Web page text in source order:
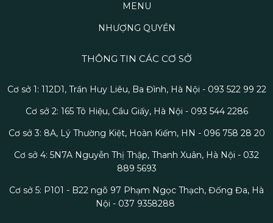
MENU
NHƯỢNG QUYỀN
THÔNG TIN CÁC CƠ SỞ
Cơ sở 1: 112D1, Trần Huy Liêu, Ba Đình, Hà Nội - 093 522 99 22
Cơ sở 2: 165 Tô Hiệu, Cầu Giấy, Hà Nội - 093 544 2286
Cơ sở 3: 8A, Lý Thường Kiệt, Hoàn Kiếm, HN - 096 758 28 20
Cơ sở 4: 5N7A Nguyễn Thị Thập, Thanh Xuân, Hà Nội - 032
889 5693
Cơ sở 5: P101 - B22 ngõ 97 Phạm Ngọc Thạch, Đống Đa, Hà
Nội - 037 9358288